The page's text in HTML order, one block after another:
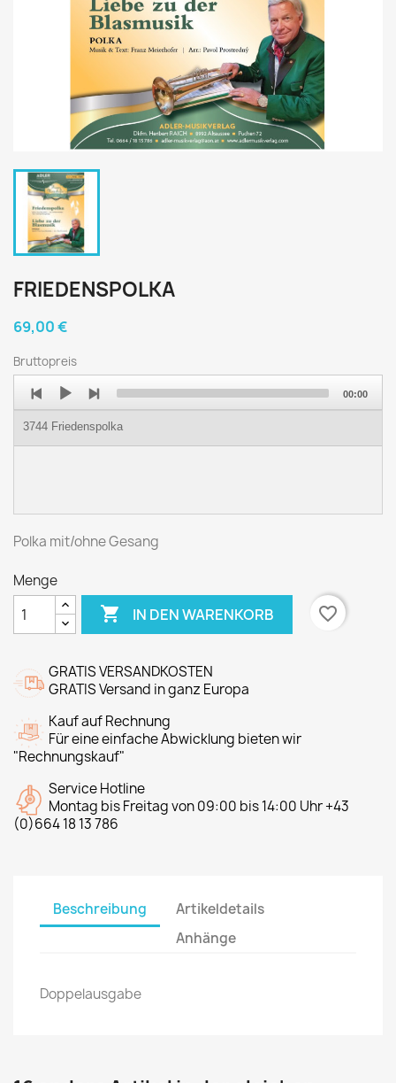
FRIEDENSPOLKA
69,00 €
Bruttopreis
Player
3744 Friedenspolka
00:00
Polka mit/ohne Gesang
Menge
 IN DEN WARENKORB favorite_border
GRATIS VERSANDKOSTEN
GRATIS Versand in ganz Europa
Kauf auf Rechnung
Für eine einfache Abwicklung bieten wir
"Rechnungskauf"
Service Hotline
Montag bis Freitag von 09:00 bis 14:00 Uhr +43
(0)664 18 13 786
Beschreibung
Artikeldetails
Anhänge
Doppelausgabe